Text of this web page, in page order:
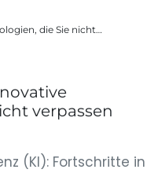
die Sie nicht…
verpassen
(KI): Fortschritte in